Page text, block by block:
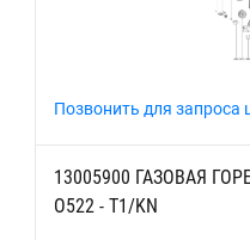
Позвонить для запроса
13005900 ГАЗОВАЯ
O522 - T1/KN